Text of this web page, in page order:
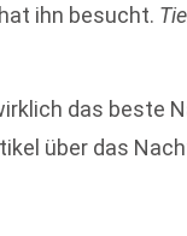
hat ihn besucht.
das beste
über das